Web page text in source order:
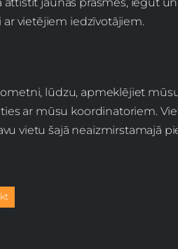
vietējiem iedzīvotājiem.
lūdzu, apmeklējiet
ar mūsu koordinatoriem.
vietu šajā neaizmirstamajā